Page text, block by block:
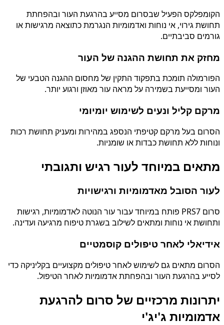
הקומפלקס הפעיל שבסרום מסייע בהרגעת העור ובהפחתת
תחושת גירוי, אי נוחות ואדמומיות הנגרמת כתוצאה מרגישות או
גורמים סביבתיים.
מחזק את תחושת ההגנה של העור
הפורמולה תומכת בתפקוד התקין של מחסום ההגנה הטבעי של
העור ומסייעת בשמירה על מראה עור מאוזן ורגוע יותר.
מרקם קליל ונעים לשימוש יומיומי
הסרום בעל מרקם קטיפתי הנספג במהירות ומעניק תחושת רכות
ונוחות ללא תחושת כבדות או שומניות.
מתאים במיוחד לעור רגיש ותגובתי
לעור הסובל מאדמומיות ורגישויות
סרום PRS7 פותח במיוחד עבור עור הנוטה לאדמומיות, רגישות
ותחושת אי נוחות ומתאים לשילוב בשגרת טיפוח מרגיעה ועדינה.
אידיאלי לאחר טיפולים קוסמטיים
הסרום מתאים גם לשימוש לאחר טיפולים מקצועיים בקליניקה כדי
לסייע בהרגעת העור ובהפחתת אדמומיות לאחר הטיפול.
יתרונות מרכזיים של סרום להרגעת
אדמומיות ג'יג'י